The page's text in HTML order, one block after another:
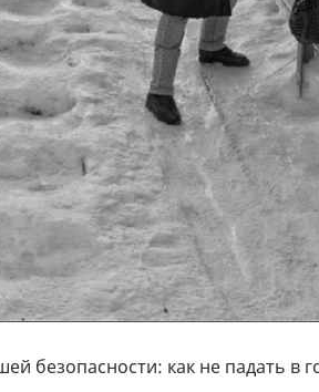
безопасности: как не падать в